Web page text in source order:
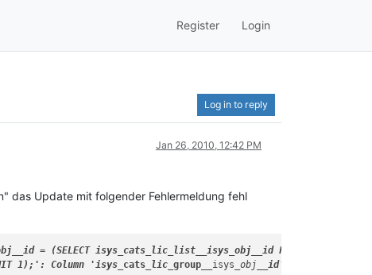
Register Login
Log in to reply
Jan 26, 2010, 12:42 PM
das Update mit folgender Fehlermeldung fehl
__id = (SELECT isys _cats_ lic _list __isys _obj __id FROM
1);': Column 'isys_ cats _lic_group__ isys _obj